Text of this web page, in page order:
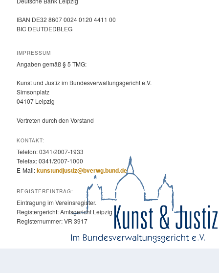
IBAN DE32 8607 0024 0120 4411 00
BIC DEUTDEDBLEG
IMPRESSUM
Angaben gemäß § 5 TMG:
Kunst und Justiz im Bundesverwaltungsgericht e.V.
Simsonplatz
04107 Leipzig
Vertreten durch den Vorstand
KONTAKT:
Telefon: 0341/2007-1933
Telefax: 0341/2007-1000
E-Mail:kunstundjustiz@bverwg.bund.de
REGISTEREINTRAG:
Eintragung im Vereinsregister.
Registergericht: Amtsgericht Leipzig
Registernummer: VR 3917